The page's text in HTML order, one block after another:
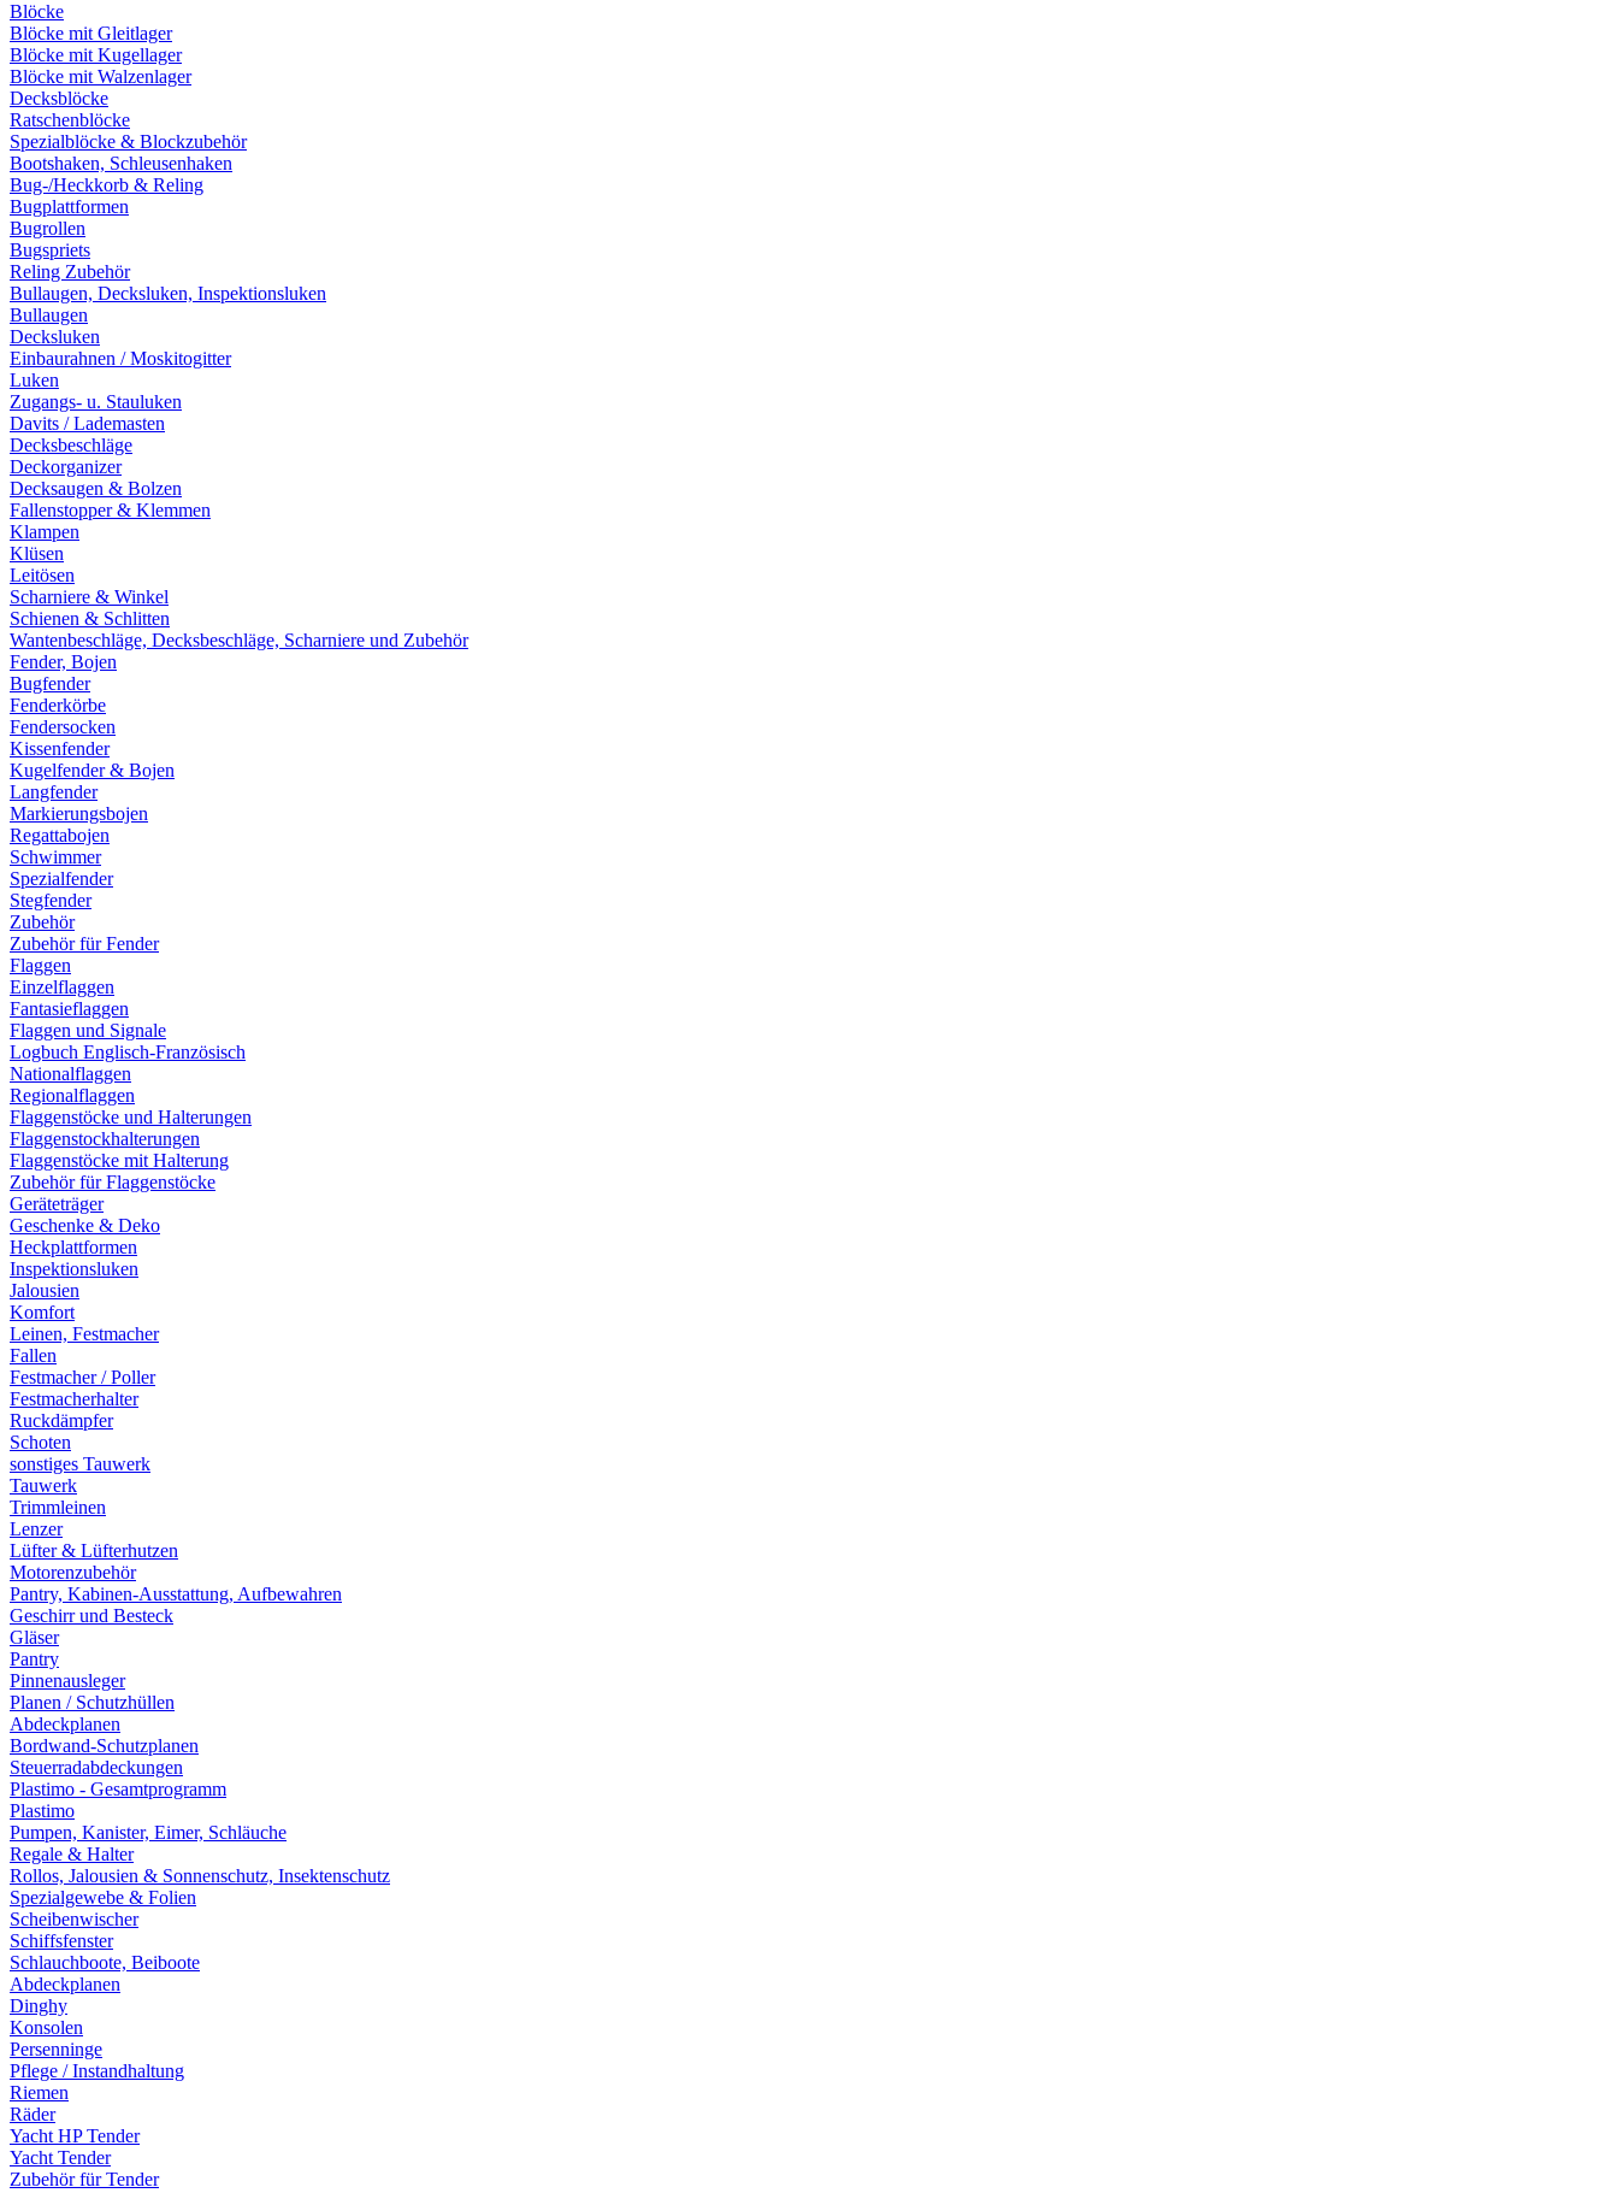
Blöcke
Blöcke mit Gleitlager
Blöcke mit Kugellager
Blöcke mit Walzenlager
Decksblöcke
Ratschenblöcke
Spezialblöcke & Blockzubehör
Bootshaken, Schleusenhaken
Bug-/Heckkorb & Reling
Bugplattformen
Bugrollen
Bugspriets
Reling Zubehör
Bullaugen, Decksluken, Inspektionsluken
Bullaugen
Decksluken
Einbaurahnen / Moskitogitter
Luken
Zugangs- u. Stauluken
Davits / Lademasten
Decksbeschläge
Deckorganizer
Decksaugen & Bolzen
Fallenstopper & Klemmen
Klampen
Klüsen
Leitösen
Scharniere & Winkel
Schienen & Schlitten
Wantenbeschläge, Decksbeschläge, Scharniere und Zubehör
Fender, Bojen
Bugfender
Fenderkörbe
Fendersocken
Kissenfender
Kugelfender & Bojen
Langfender
Markierungsbojen
Regattabojen
Schwimmer
Spezialfender
Stegfender
Zubehör
Zubehör für Fender
Flaggen
Einzelflaggen
Fantasieflaggen
Flaggen und Signale
Logbuch Englisch-Französisch
Nationalflaggen
Regionalflaggen
Flaggenstöcke und Halterungen
Flaggenstockhalterungen
Flaggenstöcke mit Halterung
Zubehör für Flaggenstöcke
Geräteträger
Geschenke & Deko
Heckplattformen
Inspektionsluken
Jalousien
Komfort
Leinen, Festmacher
Fallen
Festmacher / Poller
Festmacherhalter
Ruckdämpfer
Schoten
sonstiges Tauwerk
Tauwerk
Trimmleinen
Lenzer
Lüfter & Lüfterhutzen
Motorenzubehör
Pantry, Kabinen-Ausstattung, Aufbewahren
Geschirr und Besteck
Gläser
Pantry
Pinnenausleger
Planen / Schutzhüllen
Abdeckplanen
Bordwand-Schutzplanen
Steuerradabdeckungen
Plastimo - Gesamtprogramm
Plastimo
Pumpen, Kanister, Eimer, Schläuche
Regale & Halter
Rollos, Jalousien & Sonnenschutz, Insektenschutz
Spezialgewebe & Folien
Scheibenwischer
Schiffsfenster
Schlauchboote, Beiboote
Abdeckplanen
Dinghy
Konsolen
Persenninge
Pflege / Instandhaltung
Riemen
Räder
Yacht HP Tender
Yacht Tender
Zubehör für Tender